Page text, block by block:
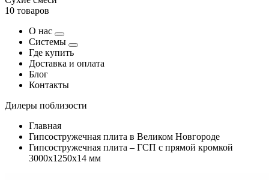
10 товаров
О нас
Системы
Где купить
Доставка и оплата
Блог
Контакты
Дилеры поблизости
Главная
Гипсостружечная плита в Великом Новгороде
Гипсостружечная плита – ГСП с прямой кромкой
3000х1250х14 мм